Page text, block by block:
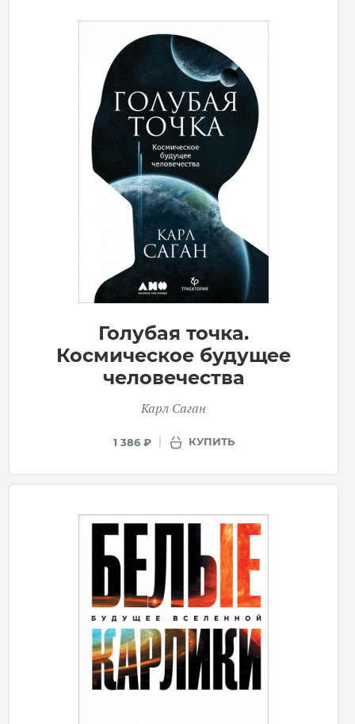
Голубая точка.
Космическое будущее
человечества
Карл Саган
1 386 ₽ КУПИТЬ